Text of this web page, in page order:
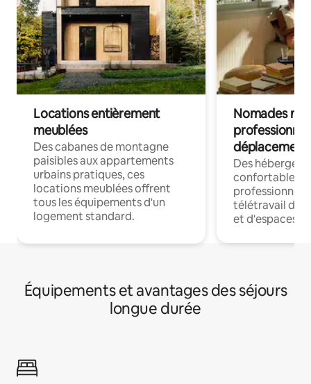
Locations entièrement
meublées
Des cabanes de montagne
paisibles aux appartements
urbains pratiques, ces
locations meublées offrent
tous les équipements d'un
logement standard.
Nomades
déplacement
Des
confortables
professionnels
télétravail
et d'espaces
Équipements et avantages des séjours
longue durée